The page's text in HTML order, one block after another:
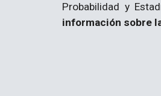
Probabilidad y E
información sobre